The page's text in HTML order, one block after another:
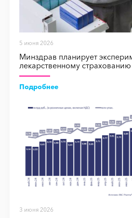
5 июня 2026
Минздрав планирует
лекарственному страхованию
Подробнее
3 июня 2026